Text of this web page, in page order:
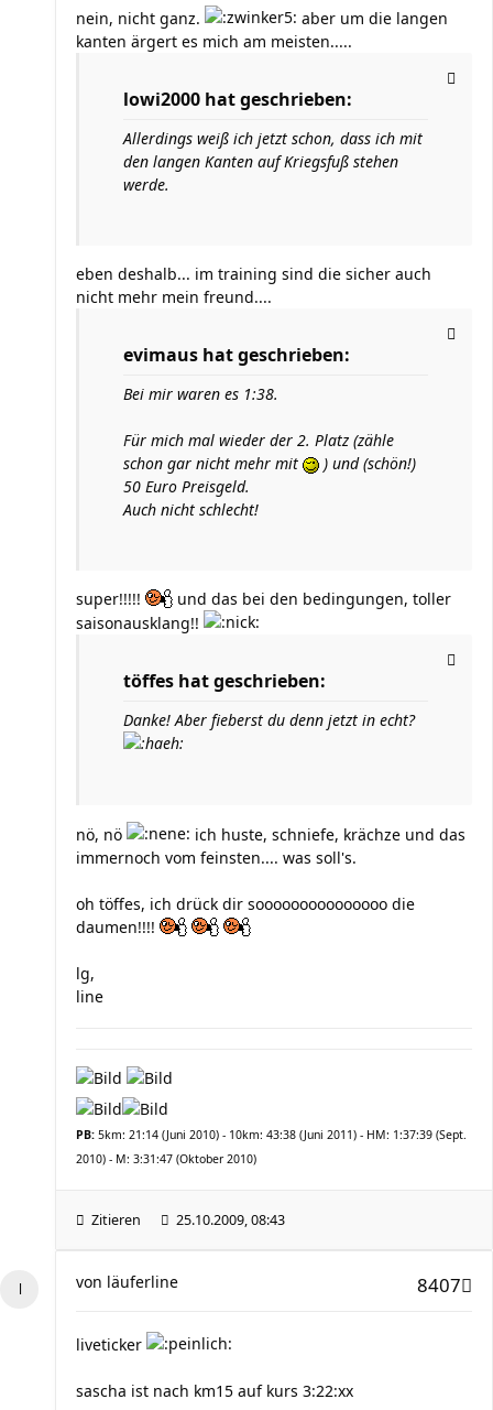
nein, nicht ganz.
aber um die langen
kanten ärgert es mich am meisten.....
lowi2000 hat geschrieben:
Allerdings weiß ich jetzt schon, dass ich mit
den langen Kanten auf Kriegsfuß stehen
werde.
eben deshalb... im training sind die sicher auch
nicht mehr mein freund....
evimaus hat geschrieben:
Bei mir waren es 1:38.
Für mich mal wieder der 2. Platz (zähle
schon gar nicht mehr mit
) und (schön!)
50 Euro Preisgeld.
Auch nicht schlecht!
super!!!!!
und das bei den bedingungen, toller
saisonausklang!!
töffes hat geschrieben:
Danke! Aber fieberst du denn jetzt in echt?
nö, nö
ich huste, schniefe, krächze und das
immernoch vom feinsten.... was soll's.
oh töffes, ich drück dir sooooooooooooooo die
daumen!!!!
lg,
line
PB: 5km: 21:14 (Juni 2010) - 10km: 43:38 (Juni 2011) - HM: 1:37:39 (Sept.
2010) - M: 3:31:47 (Oktober 2010)
Zitieren 25.10.2009, 08:43
8407
von läuferline
liveticker
sascha ist nach km15 auf kurs 3:22:xx